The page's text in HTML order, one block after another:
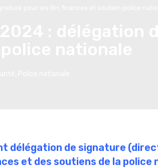
délégation de signature
et des soutiens de la police